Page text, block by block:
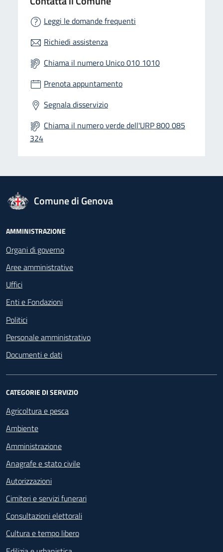
Leggi le domande frequenti
Richiedi assistenza
Chiama il numero Unico 010 1010
Prenota appuntamento
Segnala disservizio
Chiama il numero verde dell'URP 800 085
324
logo Unione Europea
Comune di Genova
Footer - Navigazione
AMMINISTRAZIONE
Organi di governo
Aree amministrative
Uffici
Enti e Fondazioni
Politici
Personale amministrativo
Documenti e dati
CATEGORIE DI SERVIZIO
Agricoltura e pesca
Ambiente
Amministrazione
Anagrafe e stato civile
Autorizzazioni
Cimiteri e servizi funerari
Consultazioni elettorali
Cultura e tempo libero